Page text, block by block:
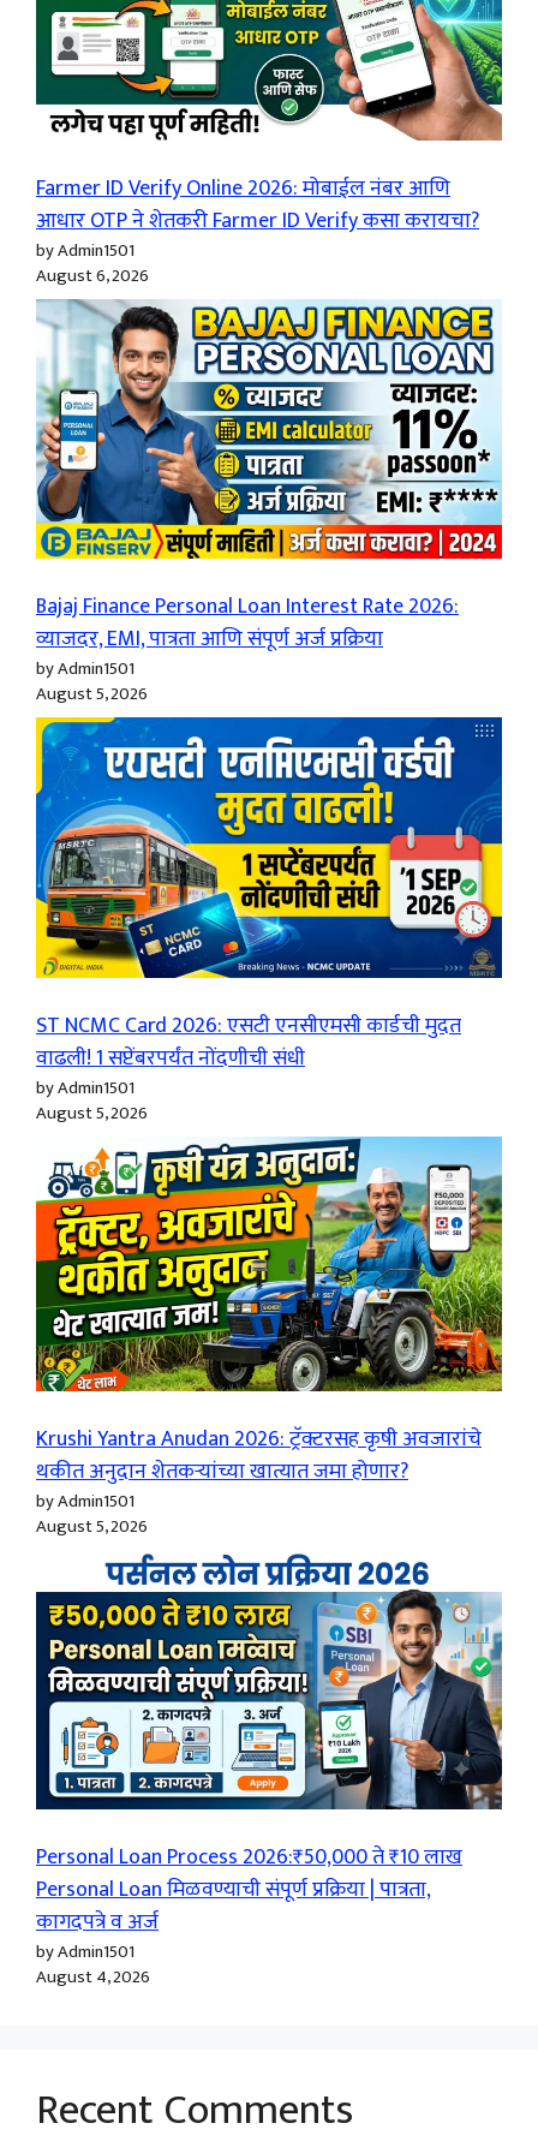
Farmer ID Verify Online 2026: मोबाईल नंबर आणि
आधार OTP ने शेतकरी Farmer ID Verify कसा करायचा?
by Admin1501
August 6, 2026
Bajaj Finance Personal Loan Interest Rate 2026:
व्याजदर, EMI, पात्रता आणि संपूर्ण अर्ज प्रक्रिया
by Admin1501
August 5, 2026
ST NCMC Card 2026: एसटी एनसीएमसी कार्डची मुदत
वाढली! 1 सप्टेंबरपर्यंत नोंदणीची संधी
by Admin1501
August 5, 2026
Krushi Yantra Anudan 2026: ट्रॅक्टरसह कृषी अवजारांचे
थकीत अनुदान शेतकऱ्यांच्या खात्यात जमा होणार?
by Admin1501
August 5, 2026
Personal Loan Process 2026:₹50,000 ते ₹10 लाख
Personal Loan मिळवण्याची संपूर्ण प्रक्रिया | पात्रता,
कागदपत्रे व अर्ज
by Admin1501
August 4, 2026
Recent Comments